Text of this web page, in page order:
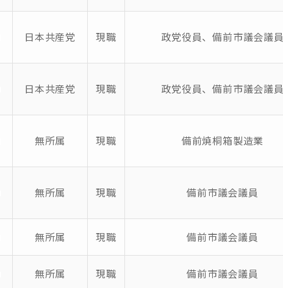
日本共産党 現職 政党役員、備前市議会議員
日本共産党 現職 政党役員、備前市議会議員
無所属 現職 備前焼桐箱製造業
無所属 現職 備前市議会議員
無所属 現職 備前市議会議員
無所属 現職 備前市議会議員